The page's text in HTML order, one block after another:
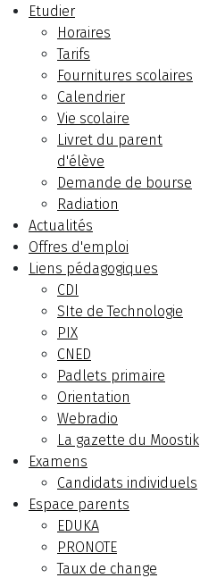
Etudier
Horaires
Tarifs
Fournitures scolaires
Calendrier
Vie scolaire
Livret du parent
d'élève
Demande de bourse
Radiation
Actualités
Offres d'emploi
Liens pédagogiques
CDI
SIte de Technologie
PIX
CNED
Padlets primaire
Orientation
Webradio
La gazette du Moostik
Examens
Candidats individuels
Espace parents
EDUKA
PRONOTE
Taux de change